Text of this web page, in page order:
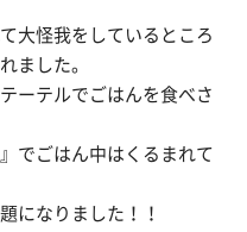
大怪我をしているところ
ました。
ーテルでごはんを食べさ
でごはん中はくるまれて
になりました！！